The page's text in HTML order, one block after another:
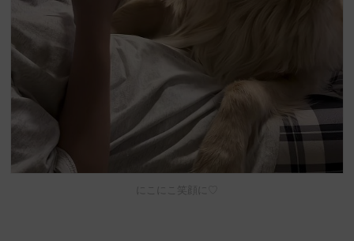
にこにこ笑顔に♡